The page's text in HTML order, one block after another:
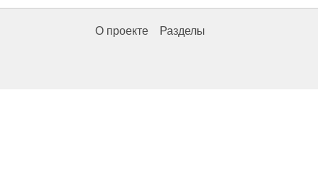
О проекте Разделы